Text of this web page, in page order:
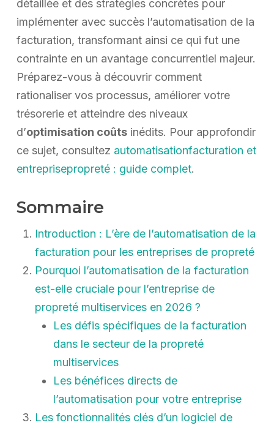
détaillée et des stratégies concrètes pour
implémenter avec succès l’automatisation de la
facturation, transformant ainsi ce qui fut une
contrainte en un avantage concurrentiel majeur.
Préparez-vous à découvrir comment
rationaliser vos processus, améliorer votre
trésorerie et atteindre des niveaux
d’optimisation coûtsinédits. Pour approfondir
ce sujet, consultez automatisationfacturation et
entreprisepropreté : guide complet.
Sommaire
Introduction : L’ère de l’automatisation de la
facturation pour les entreprises de propreté
Pourquoi l’automatisation de la facturation
est-elle cruciale pour l’entreprise de
propreté multiservices en 2026 ?
Les défis spécifiques de la facturation
dans le secteur de la propreté
multiservices
Les bénéfices directs de
l’automatisation pour votre entreprise
Les fonctionnalités clés d’un logiciel de